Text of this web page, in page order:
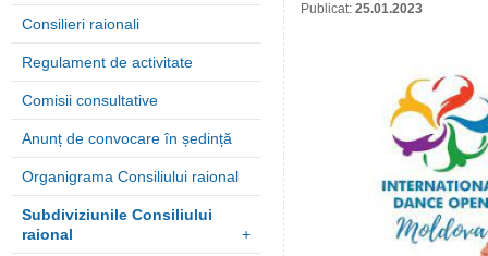
Consilieri raionali
Regulament de activitate
Comisii consultative
Anunț de convocare în ședință
Organigrama Consiliului raional
Subdiviziunile Consiliului
raional
+
Publicat: 25.01.2023